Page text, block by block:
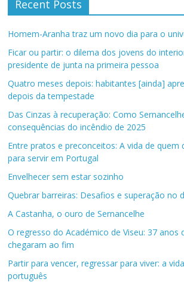
Recent Posts
Homem-Aranha traz um novo dia para o
Ficar ou partir: o dilema dos jovens do
presidente de junta na primeira pessoa
Quatro meses depois: habitantes [ainda]
depois da tempestade
Das Cinzas à recuperação: Como
consequências do incêndio de 2025
Entre pratos e preconceitos: A vida de quem
para servir em Portugal
Envelhecer sem estar sozinho
Quebrar barreiras: Desafios e superação no
A Castanha, o ouro de Sernancelhe
O regresso do Académico de Viseu: 37 anos
chegaram ao fim
Partir para vencer, regressar para viver: a
português